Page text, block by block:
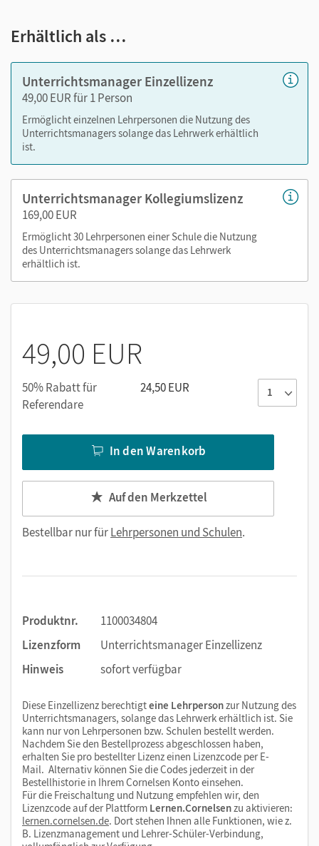
Videos
Grafiken
Kopiervorlagen als PDF: Arbeitsblätter
editierbare Kopiervorlagen: Arbeitsblätter
editierbare Gefährdungsbeurteilungen
Erhältlich als …
Unterrichtsmanager Einzellizenz
49,00 EUR für 1 Person
Ermöglicht einzelnen Lehrpersonen die Nutzung des
Unterrichtsmanagers solange das Lehrwerk erhältlich
ist.
Unterrichtsmanager Kollegiumslizenz
169,00 EUR
Ermöglicht 30 Lehrpersonen einer Schule die Nutzung
des Unterrichtsmanagers solange das Lehrwerk
erhältlich ist.
49,00 EUR
50% Rabatt für
Referendare
24,50 EUR
In den Warenkorb
Auf den Merkzettel
Bestellbar nur fürLehrpersonen und Schulen.
Produktnr.
1100034804
Lizenzform
Unterrichtsmanager Einzellizenz
Hinweis
sofort verfügbar
Diese Einzellizenz berechtigteine Lehrpersonzur Nutzung des
Unterrichtsmanagers, solange das Lehrwerk erhältlich ist. Sie
kann nur von Lehrpersonen bzw. Schulen bestellt werden.
Nachdem Sie den Bestellprozess abgeschlossen haben,
erhalten Sie pro bestellter Lizenz einen Lizenzcode per E-
Mail. Alternativ können Sie die Codes jederzeit in der
Bestellhistorie in Ihrem Cornelsen Konto einsehen.
Für die Freischaltung und Nutzung empfehlen wir, den
Lizenzcode auf der Plattform Lernen.Cornelsenzu aktivieren:
lernen.cornelsen.de. Dort stehen Ihnen alle Funktionen, wie z.
B. Lizenzmanagement und Lehrer-Schüler-Verbindung,